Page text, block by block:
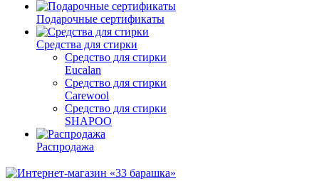
Подарочные сертификаты
Средства для стирки
Средство для стирки
Eucalan
Средство для стирки
Carewool
Средство для стирки
SHAPOO
Распродажа